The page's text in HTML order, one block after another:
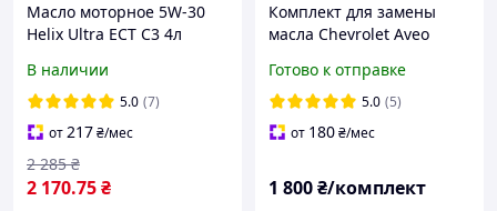
Масло моторное 5W-30
Helix Ultra ECT C3 4л
В наличии
5.0 (7)
от217₴/мес
2 170.75₴
2 285 ₴
Комплект для замены
масла Chevrolet Aveo
HX7, 4л)
Готово к отправке
5.0 (5)
от 180₴/мес
1 800₴/комплект